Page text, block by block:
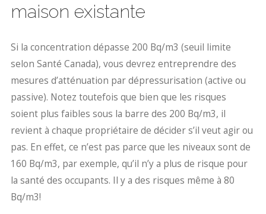
maison existante
Si la concentration dépasse 200 Bq/m3 (seuil limite
selon Santé Canada), vous devrez entreprendre des
mesures d’atténuation par dépressurisation (active ou
passive). Notez toutefois que bien que les risques
soient plus faibles sous la barre des 200 Bq/m3, il
revient à chaque propriétaire de décider s’il veut agir ou
pas. En effet, ce n’est pas parce que les niveaux sont de
160 Bq/m3, par exemple, qu’il n’y a plus de risque pour
la santé des occupants. Il y a des risques même à 80
Bq/m3!